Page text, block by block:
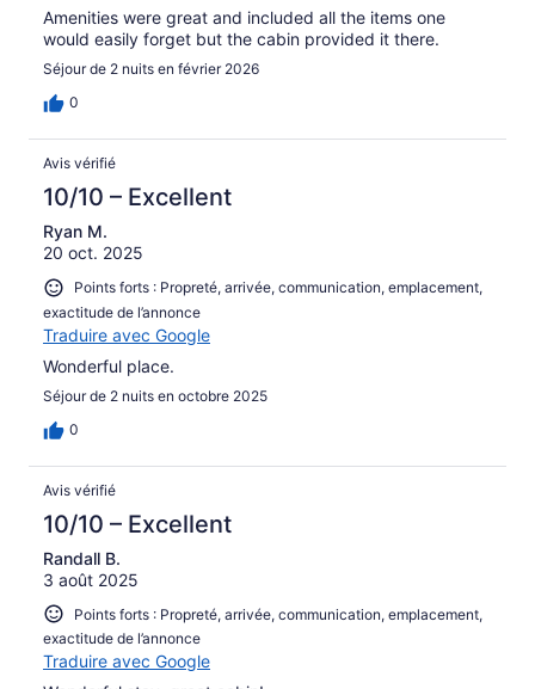
Amenities were great and included all the items one
would easily forget but the cabin provided it there.
Séjour de 2 nuits en février 2026
0
Avis vérifié
10/10 – Excellent
Ryan M.
20 oct. 2025
Points forts : Propreté, arrivée, communication, emplacement,
exactitude de l’annonce
Traduire avec Google
Wonderful place.
Séjour de 2 nuits en octobre 2025
0
Avis vérifié
10/10 – Excellent
Randall B.
3 août 2025
Points forts : Propreté, arrivée, communication, emplacement,
exactitude de l’annonce
Traduire avec Google